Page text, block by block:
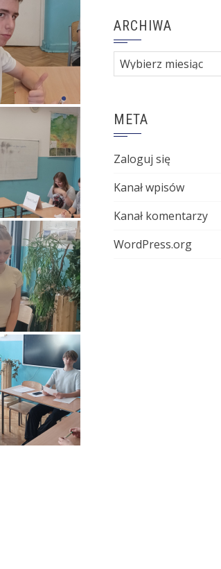
ARCHIWA
Archiwa
META
Zaloguj się
Kanał wpisów
Kanał komentarzy
WordPress.org